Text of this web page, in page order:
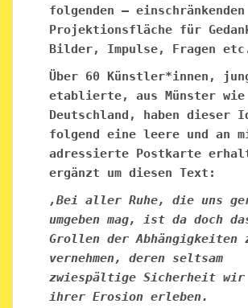
folgenden — einschränkenden
Projektionsfläche für
Bilder, Impulse, Fragen
Über 60 Künstler*innen,
etablierte, aus Münster wie
Deutschland, haben dieser
folgend eine leere und an
adressierte Postkarte
ergänzt um diesen Text:
‚Bei aller Ruhe, die uns
umgeben mag, ist da doch
Grollen der Abhängigkeiten
vernehmen, deren seltsam
zwiespältige Sicherheit
ihrer Erosion erleben.